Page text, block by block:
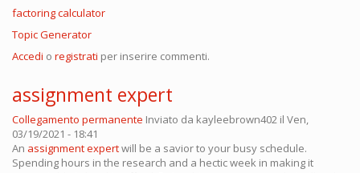
factoring calculator
Topic Generator
Accedi o registrati per inserire commenti.
assignment expert
Collegamento permanente Inviato da kayleebrown402 il Ven,
03/19/2021 - 18:41
An assignment expertwill be a savior to your busy schedule.
Spending hours in the research and a hectic week in making it